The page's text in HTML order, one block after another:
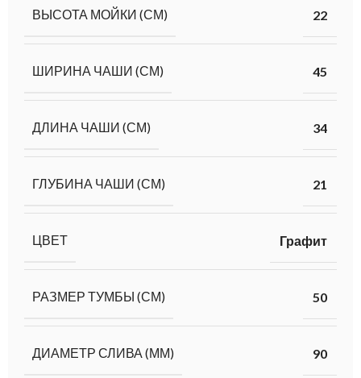
ВЫСОТА МОЙКИ (СМ) 22
ШИРИНА ЧАШИ (СМ) 45
ДЛИНА ЧАШИ (СМ) 34
ГЛУБИНА ЧАШИ (СМ) 21
ЦВЕТ Графит
РАЗМЕР ТУМБЫ (СМ) 50
ДИАМЕТР СЛИВА (ММ) 90